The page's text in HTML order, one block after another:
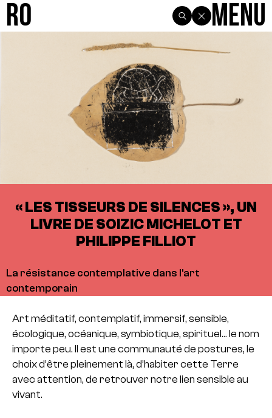
R0 Menu
« LES TISSEURS DE SILENCES », UN
LIVRE DE SOIZIC MICHELOT ET
PHILIPPE FILLIOT
La résistance contemplative dans l'art
contemporain
Art méditatif, contemplatif, immersif, sensible,
écologique, océanique, symbiotique, spirituel… le nom
importe peu. Il est une communauté de postures, le
choix d’être pleinement là, d’habiter cette Terre
avec attention, de retrouver notre lien sensible au
vivant.